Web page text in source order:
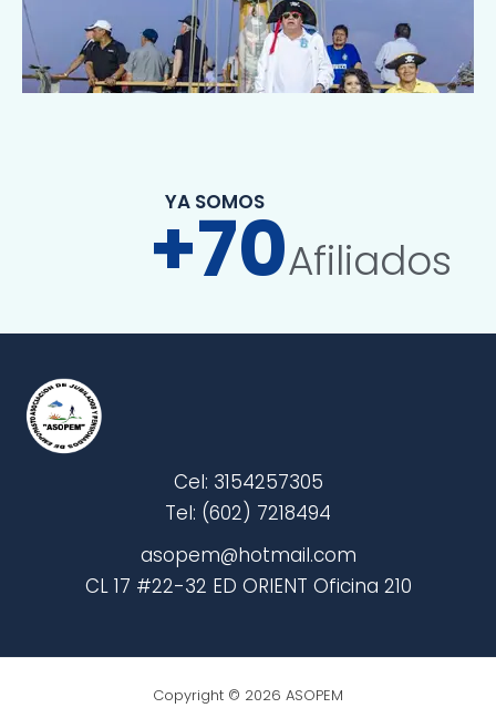
YA SOMOS
Afiliados
+70
Cel: 3154257305
Tel: (602) 7218494
asopem@hotmail.com
CL 17 #22-32 ED ORIENT Oficina 210
Copyright © 2026 ASOPEM